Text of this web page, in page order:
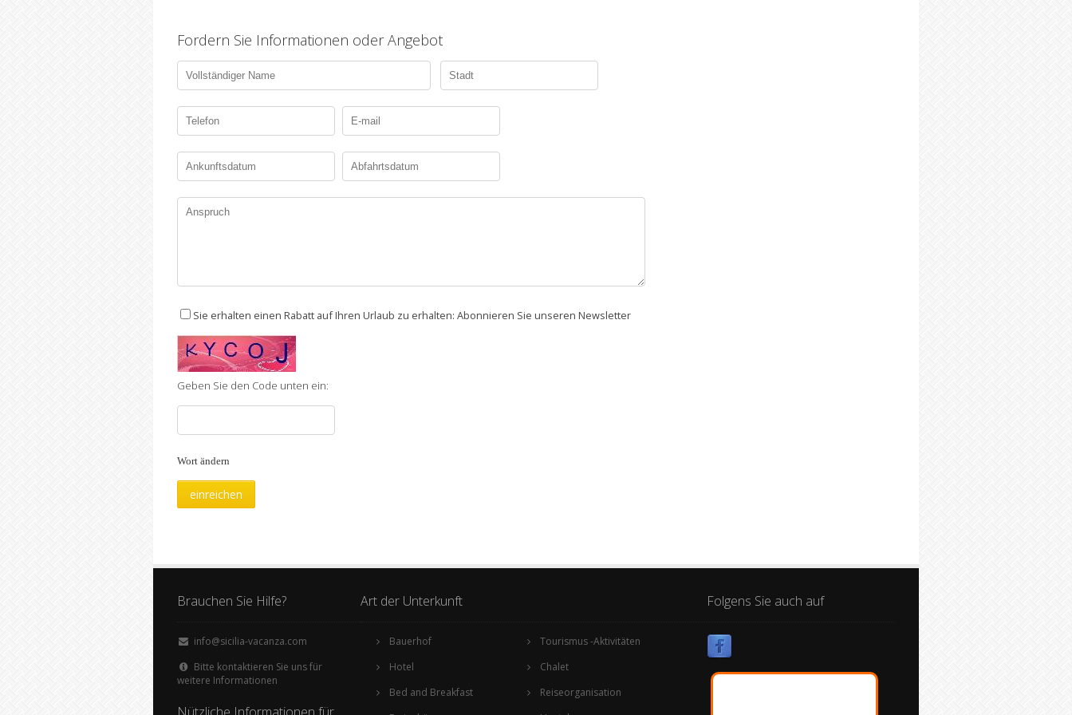
Fordern Sie Informationen oder Angebot
Sie erhalten einen Rabatt auf Ihren Urlaub zu erhalten: Abonnieren Sie unseren Newsletter
Geben Sie den Code unten ein:
Wort ändern
Brauchen Sie Hilfe?
info@sicilia-vacanza.com
Bitte kontaktieren Sie uns für
weitere Informationen
Art der Unterkunft
Bauerhof
Hotel
Bed and Breakfast
Tourismus -Aktivitäten
Chalet
Reiseorganisation
Folgens Sie auch auf